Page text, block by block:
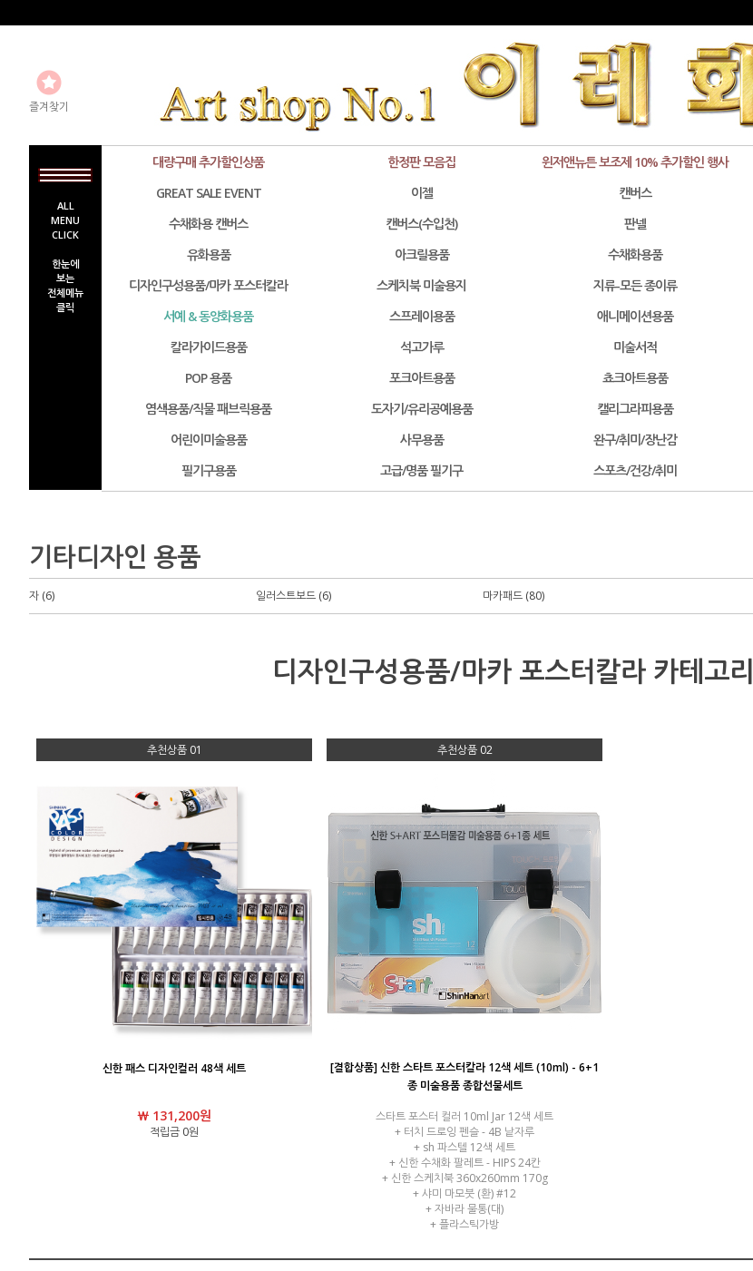
즐겨찾기
ALL
MENU
CLICK
한눈에
보는
전체메뉴
클릭
대량구매 추가할인상품 한정판 모음집 윈저앤뉴튼 보조제 10% 추가할인 행사
GREAT SALE EVENT
이젤 캔버스
수채화용 캔버스
캔버스(수입천) 판넬
유화용품
아크릴용품 수채화용품
디자인구성용품/마카 포스터칼라
스케치북 미술용지 지류-모든 종이류
서예 & 동양화용품
스프레이용품 애니메이션용품
칼라가이드용품
석고가루 미술서적
POP 용품
포크아트용품 쵸크아트용품
염색용품/직물 패브릭용품
도자기/유리공예용품 캘리그라피용품
어린이미술용품
사무용품 완구/취미/장난감
필기구용품
고급/명품 필기구 스포츠/건강/취미
기타디자인 용품
자 (6) 일러스트보드 (6) 마카패드 (80)
디자인구성용품/마카 포스터칼라 카테고리
추천상품 01
신한 패스 디자인컬러 48색 세트
￦ 131,200원
적립금 0원
추천상품 02
[결합상품] 신한 스타트 포스터칼라 12색 세트 (10ml) - 6+1
종 미술용품 종합선물세트
스타트 포스터 컬러 10ml Jar 12색 세트
+ 터치 드로잉 펜슬 - 4B 낱자루
+ sh 파스텔 12색 세트
+ 신한 수채화 팔레트 - HIPS 24칸
+ 신한 스케치북 360x260mm 170g
+ 샤미 마모붓 (환) #12
+ 자바라 물통(대)
+ 플라스틱가방
￦ 22,120원